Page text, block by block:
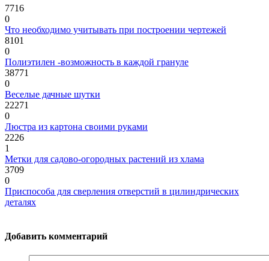
7716
0
Что необходимо учитывать при построении чертежей
8101
0
Полиэтилен -возможность в каждой грануле
38771
0
Веселые дачные шутки
22271
0
Люстра из картона своими руками
2226
1
Метки для садово-огородных растений из хлама
3709
0
Приспособа для сверления отверстий в цилиндрических
деталях
Добавить комментарий